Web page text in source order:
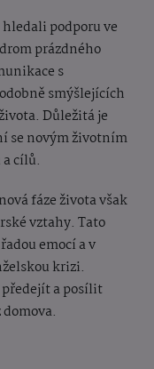
podporu ve
prázdného
s
smýšlejících
Důležitá je
se novým životním
cílů.
fáze života však
vztahy. Tato
emocí a v
krizi.
a posílit